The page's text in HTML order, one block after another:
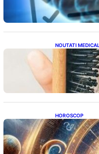
NOUTATI
Semnele
Impactul
HOROSCOP
Portalul
Abundență